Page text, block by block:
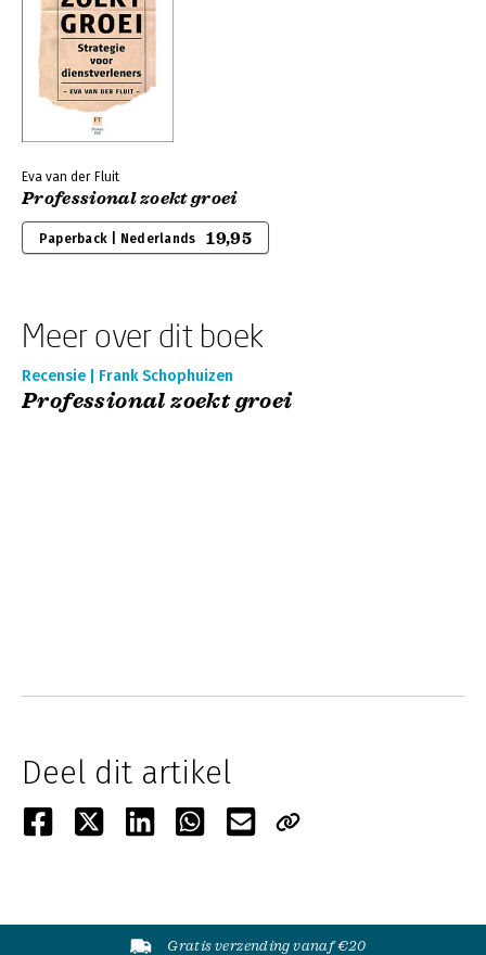
Eva van der Fluit
Professional zoekt groei
Paperback | Nederlands 19,95
Meer over dit boek
Recensie | Frank Schophuizen
Professional zoekt groei
Deel dit artikel
Gratis verzending vanaf €20